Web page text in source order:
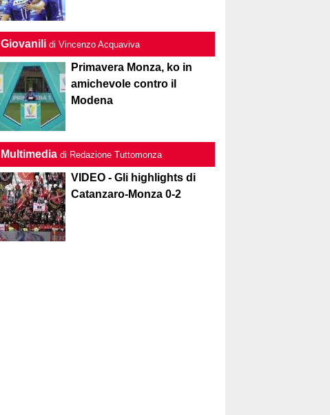
Giovanili di Vincenzo Acquaviva
Primavera Monza, ko in
amichevole contro il
Modena
Multimedia di Redazione Tuttomonza
VIDEO - Gli highlights di
Catanzaro-Monza 0-2